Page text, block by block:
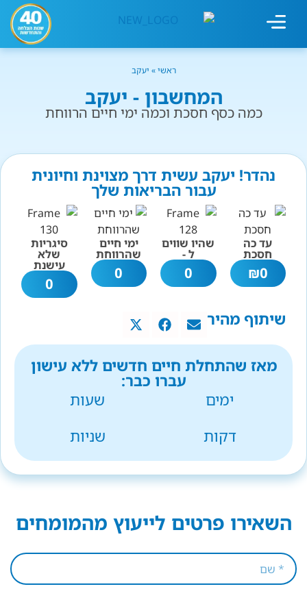
ראשי» יעקב
המחשבון - יעקב
כמה כסף חסכת וכמה ימי חיים הרווחת
נהדר! יעקב עשית דרך מצוינת וחיונית
עבור הבריאות שלך
עד כה
חסכת
0
₪
שהיו שווים
ל -
0
ימי חיים
שהרווחת
0
סיגריות
שלא
עישנת
0
שיתוף מהיר
מאז שהתחלת חיים חדשים ללא עישון
עברו כבר:
ימים
שעות
דקות
שניות
השאירו פרטים לייעוץ מהמומחים